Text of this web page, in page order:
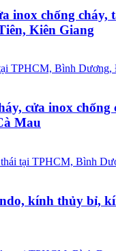
inox chống
Kiên Giang
cửa inox
Mau
kính thủy bỉ,